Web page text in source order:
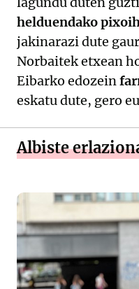
helduendako
jakinarazi dute
Norbaitek etxean
Eibarko edozein
eskatu dute, gero
Albiste